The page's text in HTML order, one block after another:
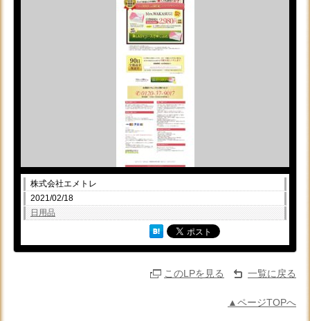
株式会社エメトレ
2021/02/18
日用品
このLPを見る 一覧に戻る
▲ページTOPへ